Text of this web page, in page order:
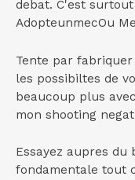
debat. C'est
AdopteunmecOu
Tente par
les possibiltes de
beaucoup plus
mon shooting
Essayez aupres
fondamentale tout